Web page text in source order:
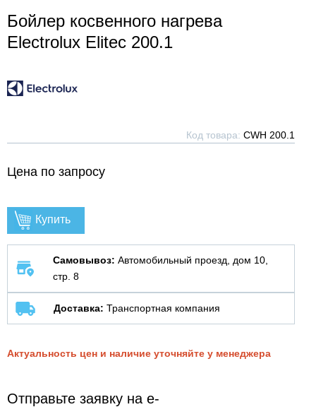
Бойлер косвенного нагрева
Electrolux Elitec 200.1
Код товара: CWH 200.1
Цена по запросу
Купить
Самовывоз: Автомобильный проезд, дом 10,
стр. 8
Доставка: Транспортная компания
Актуальность цен и наличие уточняйте у менеджера
Отправьте заявку на e-